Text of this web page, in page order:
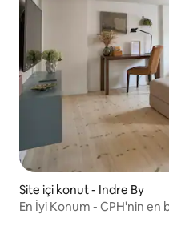
Site içi konut - Indre By
En İyi Konum - CPH'nin en